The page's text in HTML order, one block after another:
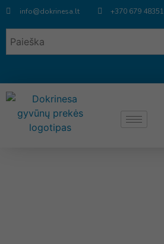
info@dokrinesa.lt +370 679 48351